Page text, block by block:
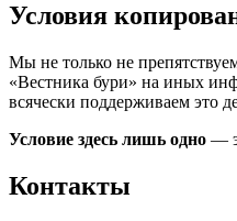
Условия
Мы не только не
«Вестника бури» на иных
всячески поддерживаем это
Условие здесь лишь одно —
Контакты